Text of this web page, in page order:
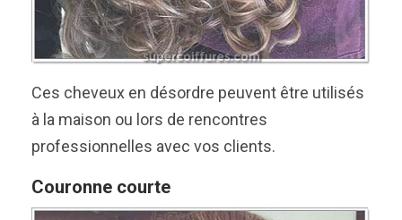
Ces cheveux en désordre peuvent être utilisés
à la maison ou lors de rencontres
professionnelles avec vos clients.
Couronne courte